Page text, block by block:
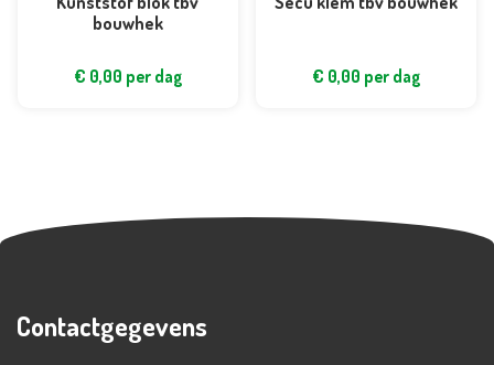
bouwhek
€ 0,00 per dag € 0,00 per dag
Contactgegevens